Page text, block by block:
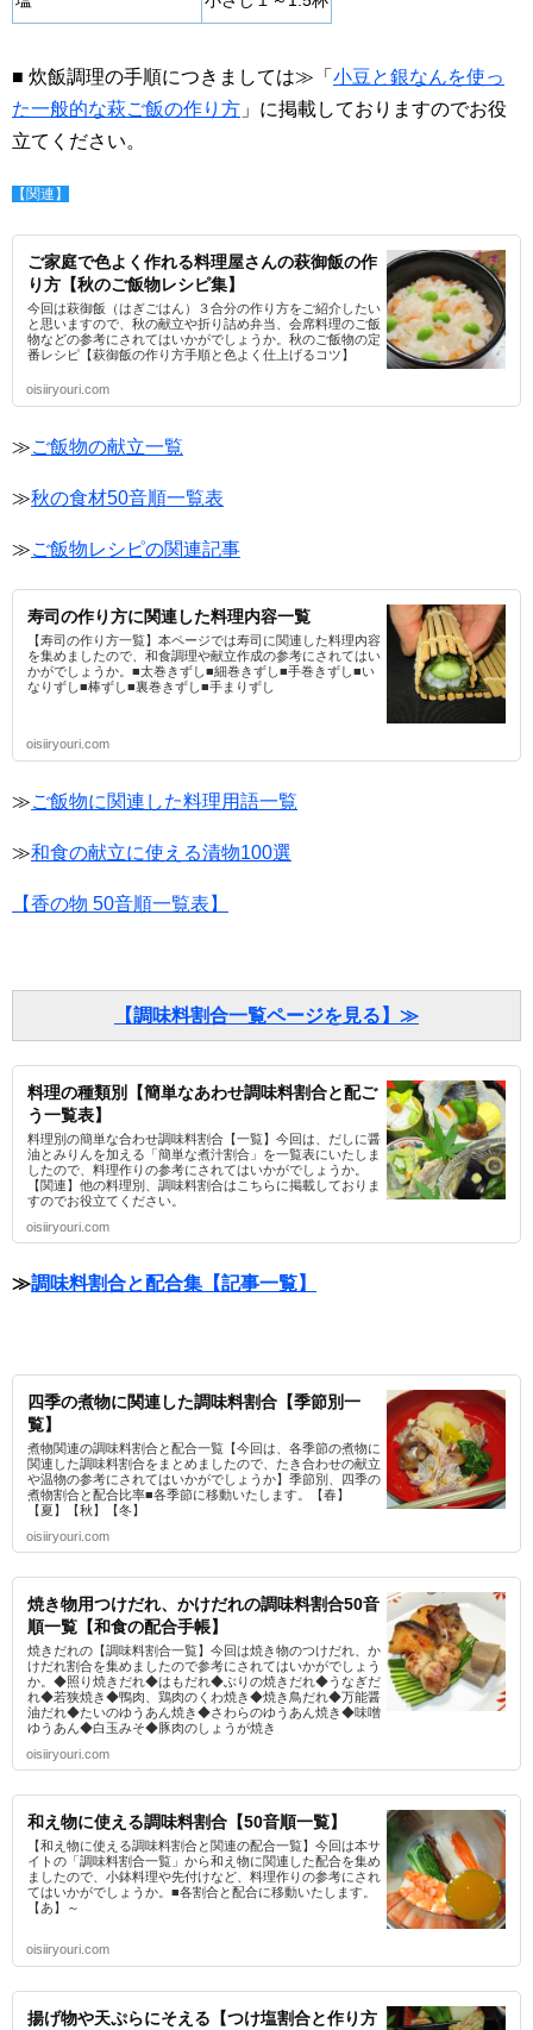
■ 炊飯調理の手順につきましては≫「 小豆と銀なんを使っ
た一般的な萩ご飯の作り方 」に掲載しておりますのでお役
立てください。
【関連】
ご家庭で色よく作れる料理屋さんの萩御飯の作
り方【秋のご飯物レシピ集】
今回は萩御飯（はぎごはん）３合分の作り方をご紹介したい
と思いますので、秋の献立や折り詰め弁当、会席料理のご飯
物などの参考にされてはいかがでしょうか。秋のご飯物の定
番レシピ【萩御飯の作り方手順と色よく仕上げるコツ】
oisiiryouri.com
≫ご飯物の献立一覧
≫秋の食材50音順一覧表
≫ご飯物レシピの関連記事
寿司の作り方に関連した料理内容一覧
【寿司の作り方一覧】本ページでは寿司に関連した料理内容
を集めましたので、和食調理や献立作成の参考にされてはい
かがでしょうか。■太巻きずし■細巻きずし■手巻きずし■い
なりずし■棒ずし■裏巻きずし■手まりずし
oisiiryouri.com
≫ご飯物に関連した料理用語一覧
≫和食の献立に使える漬物100選
【香の物 50音順一覧表】
【調味料割合一覧ページを見る】≫
料理の種類別【簡単なあわせ調味料割合と配ご
う一覧表】
料理別の簡単な合わせ調味料割合【一覧】今回は、だしに醤
油とみりんを加える「簡単な煮汁割合」を一覧表にいたしま
したので、料理作りの参考にされてはいかがでしょうか。
【関連】他の料理別、調味料割合はこちらに掲載しておりま
すのでお役立てください。
oisiiryouri.com
≫調味料割合と配合集【記事一覧】
四季の煮物に関連した調味料割合【季節別一
覧】
煮物関連の調味料割合と配合一覧【今回は、各季節の煮物に
関連した調味料割合をまとめましたので、たき合わせの献立
や温物の参考にされてはいかがでしょうか】季節別、四季の
煮物割合と配合比率■各季節に移動いたします。【春】
【夏】【秋】【冬】
oisiiryouri.com
焼き物用つけだれ、かけだれの調味料割合50音
順一覧【和食の配合手帳】
焼きだれの【調味料割合一覧】今回は焼き物のつけだれ、か
けだれ割合を集めましたので参考にされてはいかがでしょう
か。◆照り焼きだれ◆はもだれ◆ぶりの焼きだれ◆うなぎだ
れ◆若狭焼き◆鴨肉、鶏肉のくわ焼き◆焼き鳥だれ◆万能醤
油だれ◆たいのゆうあん焼き◆さわらのゆうあん焼き◆味噌
ゆうあん◆白玉みそ◆豚肉のしょうが焼き
oisiiryouri.com
和え物に使える調味料割合【50音順一覧】
【和え物に使える調味料割合と関連の配合一覧】今回は本サ
イトの「調味料割合一覧」から和え物に関連した配合を集め
ましたので、小鉢料理や先付けなど、料理作りの参考にされ
てはいかがでしょうか。■各割合と配合に移動いたします。
【あ】～
oisiiryouri.com
揚げ物や天ぷらにそえる【つけ塩割合と作り方